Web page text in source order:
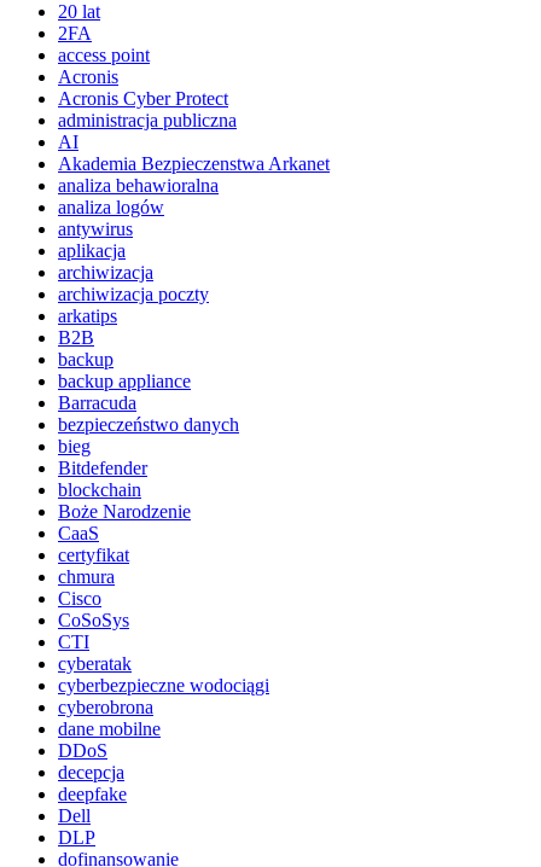
20 lat
2FA
access point
Acronis
Acronis Cyber Protect
administracja publiczna
AI
Akademia Bezpieczenstwa Arkanet
analiza behawioralna
analiza logów
antywirus
aplikacja
archiwizacja
archiwizacja poczty
arkatips
B2B
backup
backup appliance
Barracuda
bezpieczeństwo danych
bieg
Bitdefender
blockchain
Boże Narodzenie
CaaS
certyfikat
chmura
Cisco
CoSoSys
CTI
cyberatak
cyberbezpieczne wodociągi
cyberobrona
dane mobilne
DDoS
decepcja
deepfake
Dell
DLP
dofinansowanie